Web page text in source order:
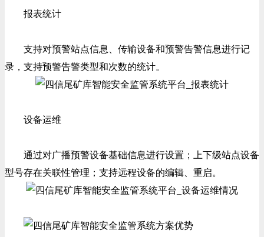
报表统计
支持对预警站点信息、传输设备和预警告警信息进行记
录，支持预警告警类型和次数的统计。
设备运维
通过对广播预警设备基础信息进行设置；上下级站点设备
型号存在关联性管理；支持远程设备的编辑、重启。